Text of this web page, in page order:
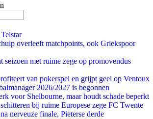
overleeft matchpoints, ook Griekspoor
seizoen met ruime zege op promovendus
van pokerspel en grijpt geel op Ventoux
2026/2027 is begonnen
voor Shelbourne, maar houdt schade beperkt
bij ruime Europese zege FC Twente
nerveuze finale, Pieterse derde